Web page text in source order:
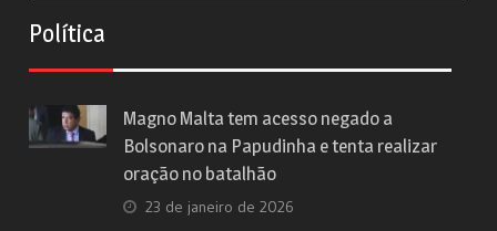
Política
Magno Malta tem acesso negado a
Bolsonaro na Papudinha e tenta realizar
oração no batalhão
23 de janeiro de 2026